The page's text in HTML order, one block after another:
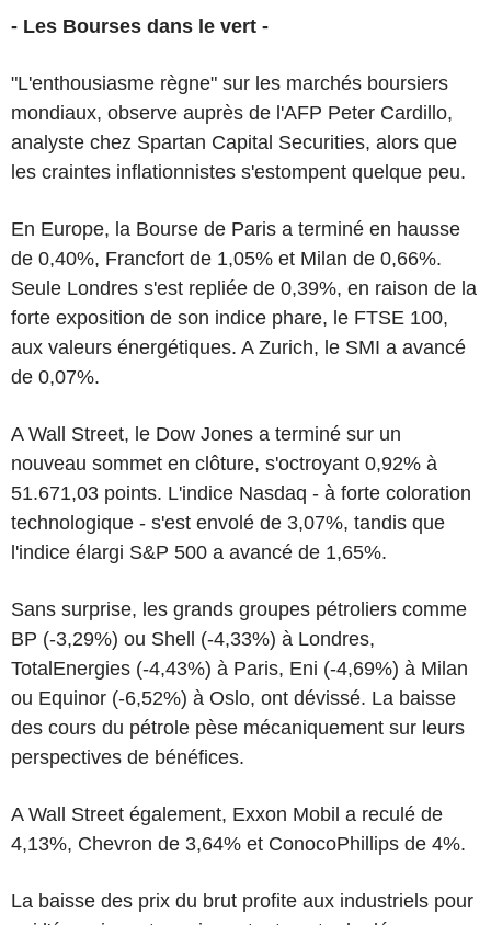
- Les Bourses dans le vert -
"L'enthousiasme règne" sur les marchés boursiers
mondiaux, observe auprès de l'AFP Peter Cardillo,
analyste chez Spartan Capital Securities, alors que
les craintes inflationnistes s'estompent quelque peu.
En Europe, la Bourse de Paris a terminé en hausse
de 0,40%, Francfort de 1,05% et Milan de 0,66%.
Seule Londres s'est repliée de 0,39%, en raison de la
forte exposition de son indice phare, le FTSE 100,
aux valeurs énergétiques. A Zurich, le SMI a avancé
de 0,07%.
A Wall Street, le Dow Jones a terminé sur un
nouveau sommet en clôture, s'octroyant 0,92% à
51.671,03 points. L'indice Nasdaq - à forte coloration
technologique - s'est envolé de 3,07%, tandis que
l'indice élargi S&P 500 a avancé de 1,65%.
Sans surprise, les grands groupes pétroliers comme
BP (-3,29%) ou Shell (-4,33%) à Londres,
TotalEnergies (-4,43%) à Paris, Eni (-4,69%) à Milan
ou Equinor (-6,52%) à Oslo, ont dévissé. La baisse
des cours du pétrole pèse mécaniquement sur leurs
perspectives de bénéfices.
A Wall Street également, Exxon Mobil a reculé de
4,13%, Chevron de 3,64% et ConocoPhillips de 4%.
La baisse des prix du brut profite aux industriels pour